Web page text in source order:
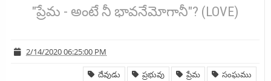
"ప్రేమ - అంటే నీ భావనేమోగానీ"? (LOVE)
2/14/2020 06:25:00 PM
దేవుడు ప్రభువు ప్రేమ సంఘము